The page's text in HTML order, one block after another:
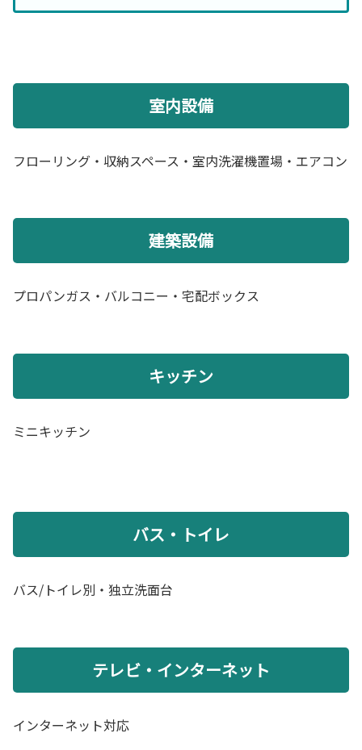
室内設備
フローリング・収納スペース・室内洗濯機置場・エアコン
建築設備
プロパンガス・バルコニー・宅配ボックス
キッチン
ミニキッチン
バス・トイレ
バス/トイレ別・独立洗面台
テレビ・インターネット
インターネット対応